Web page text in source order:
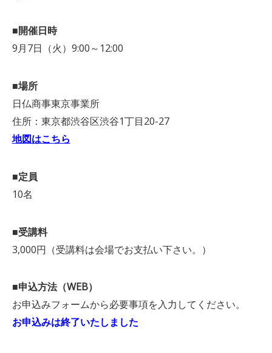
■開催日時
9月7日（火）9:00～12:00
■場所
日仏商事東京事業所
住所：東京都渋谷区渋谷1丁目20-27
地図はこちら
■定員
10名
■受講料
3,000円（受講料は会場でお支払い下さい。）
■申込方法（WEB）
お申込みフォームから必要事項を入力してください。
お申込みは終了いたしました